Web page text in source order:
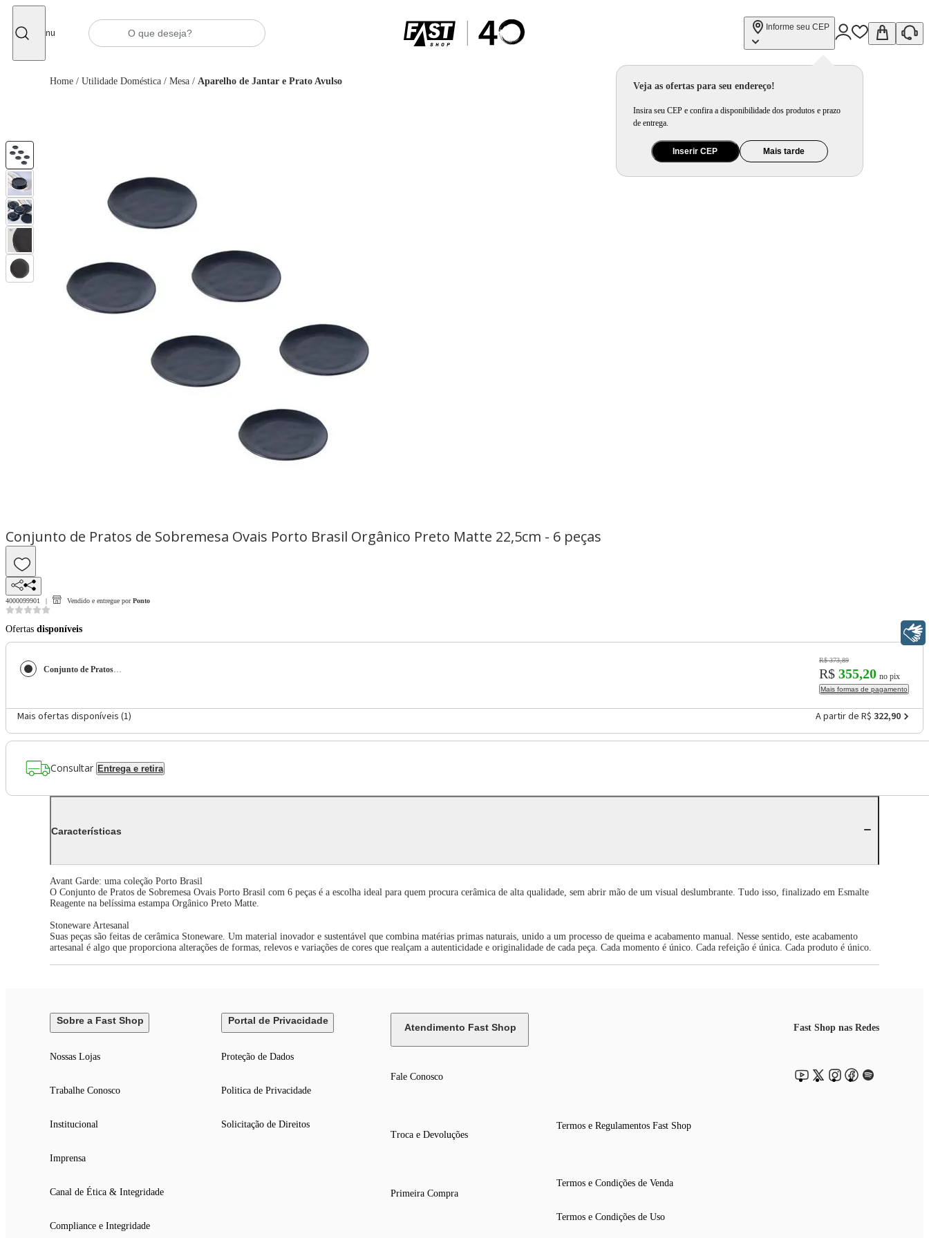
Menu
Informe seu CEP
Veja as ofertas para seu endereço!
Insira seu CEP e confira a disponibilidade dos produtos e prazo
de entrega.
Inserir CEP Mais tarde
Home / Utilidade Doméstica / Mesa / Aparelho de Jantar e Prato Avulso
Conjunto de Pratos de Sobremesa Ovais Porto Brasil Orgânico Preto Matte 22,5cm - 6 peças
4000099901 Vendido e entregue por Ponto
Ofertas disponíveis
Conjunto de Pratos de Sobremesa Ovais Porto Brasil Orgânico Preto Matte 22,5cm - 6 peças
R$ 373,89
R$ 355,20 no pix
Mais formas de pagamento
Mais ofertas disponíveis (1) A partir de R$ 322,90
Consultar Entrega e retira
Características
Avant Garde: uma coleção Porto Brasil
O Conjunto de Pratos de Sobremesa Ovais Porto Brasil com 6 peças é a escolha ideal para quem procura cerâmica de alta qualidade, sem abrir mão de um visual deslumbrante. Tudo isso, finalizado em Esmalte
Reagente na belíssima estampa Orgânico Preto Matte.
Stoneware Artesanal
Suas peças são feitas de cerâmica Stoneware. Um material inovador e sustentável que combina matérias primas naturais, unido a um processo de queima e acabamento manual. Nesse sentido, este acabamento
artesanal é algo que proporciona alterações de formas, relevos e variações de cores que realçam a autenticidade e originalidade de cada peça. Cada momento é único. Cada refeição é única. Cada produto é único.
Sobre a Fast Shop
Nossas Lojas
Trabalhe Conosco
Institucional
Imprensa
Canal de Ética & Integridade
Compliance e Integridade
Portal de Privacidade
Proteção de Dados
Politica de Privacidade
Solicitação de Direitos
Atendimento Fast Shop
Fale Conosco
Troca e Devoluções
Primeira Compra
Termos e Regulamentos Fast Shop
Termos e Condições de Venda
Termos e Condições de Uso
Fast Shop nas Redes